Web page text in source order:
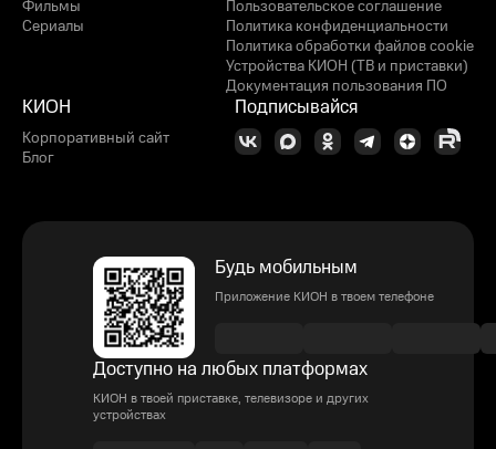
Фильмы
Сериалы
Пользовательское соглашение
Политика конфиденциальности
Политика обработки файлов cookie
Устройства КИОН (ТВ и приставки)
Документация пользования ПО
КИОН
Корпоративный сайт
Блог
Подписывайся
Будь мобильным
Приложение КИОН в твоем телефоне
Доступно на любых платформах
КИОН в твоей приставке, телевизоре и других
устройствах